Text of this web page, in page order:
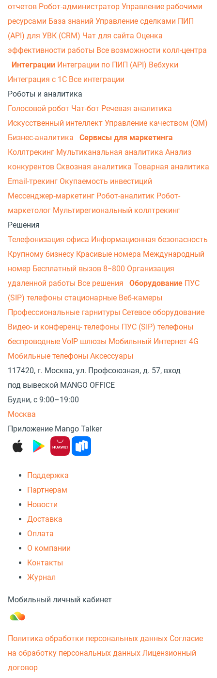
отчетов Робот-администратор Управление рабочими
ресурсами База знаний Управление сделками ПИП
(API) для УВК (CRM) Чат для сайта Оценка
эффективности работы Все возможности колл-центра
Интеграции Интеграции по ПИП (API) Вебхуки
Интеграция с 1С Все интеграции
Роботы и аналитика
Голосовой робот Чат-бот Речевая аналитика
Искусственный интеллект Управление качеством (QM)
Бизнес-аналитика
Сервисы для маркетинга
Коллтрекинг Мультиканальная аналитика Анализ
конкурентов Сквозная аналитика Товарная аналитика
Email-трекинг Окупаемость инвестиций
Мессенджер‑маркетинг Робот-аналитик Робот-
маркетолог Мультирегиональный коллтрекинг
Решения
Телефонизация офиса Информационная безопасность
Крупному бизнесу Красивые номера Международный
номер Бесплатный вызов 8−800 Организация
удаленной работы Все решения Оборудование ПУС
(SIP) телефоны стационарные Веб-камеры
Профессиональные гарнитуры Сетевое оборудование
Видео- и конференц- телефоны ПУС (SIP) телефоны
беспроводные VoIP шлюзы Мобильный Интернет 4G
Мобильные телефоны Аксессуары
117420, г. Москва, ул. Профсоюзная, д. 57, вход
под вывеской MANGO OFFICE
Будни, с 9:00–19:00
Москва
Приложение Mango Talker
Поддержка
Партнерам
Новости
Доставка
Оплата
О компании
Контакты
Журнал
Мобильный личный кабинет
Политика обработки персональных данных Согласие
на обработку персональных данных Лицензионный
договор